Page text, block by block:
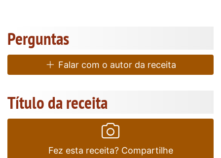
Perguntas
Falar com o autor da receita
Título da receita
Fez esta receita? Compartilhe